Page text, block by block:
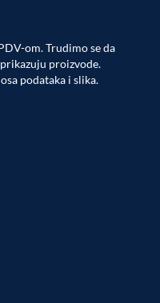
om. Trudimo se da
proizvode.
podataka i slika.